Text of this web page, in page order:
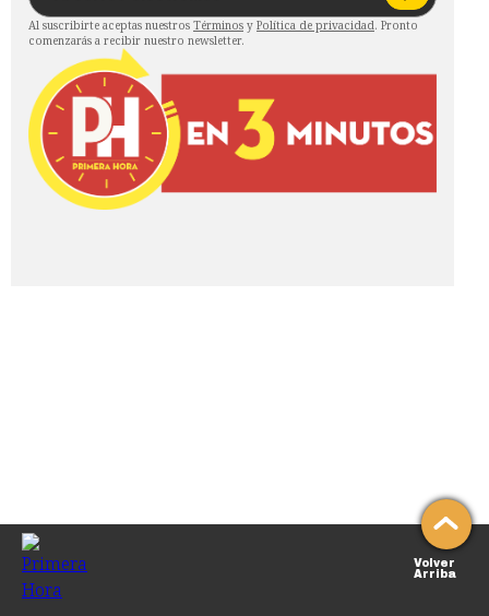
Al suscribirte aceptas nuestros Términos y Política de privacidad. Pronto
comenzarás a recibir nuestro newsletter.
Volver
Arriba